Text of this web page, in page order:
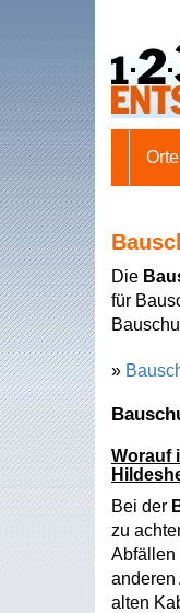
Die
für
»
Worauf
Bei der
zu
Abfällen
anderen
alten